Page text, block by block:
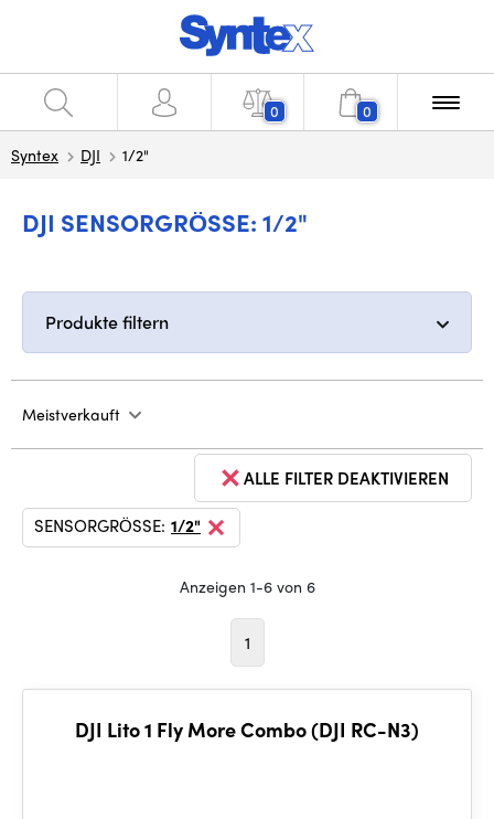
0 0
Syntex DJI 1/2"
DJI SENSORGRÖSSE: 1/2"
Produkte filtern
Meistverkauft
ALLE FILTER DEAKTIVIEREN
SENSORGRÖSSE: 1/2"
Anzeigen 1-6 von 6
1
DJI Lito 1 Fly More Combo (DJI RC-N3)